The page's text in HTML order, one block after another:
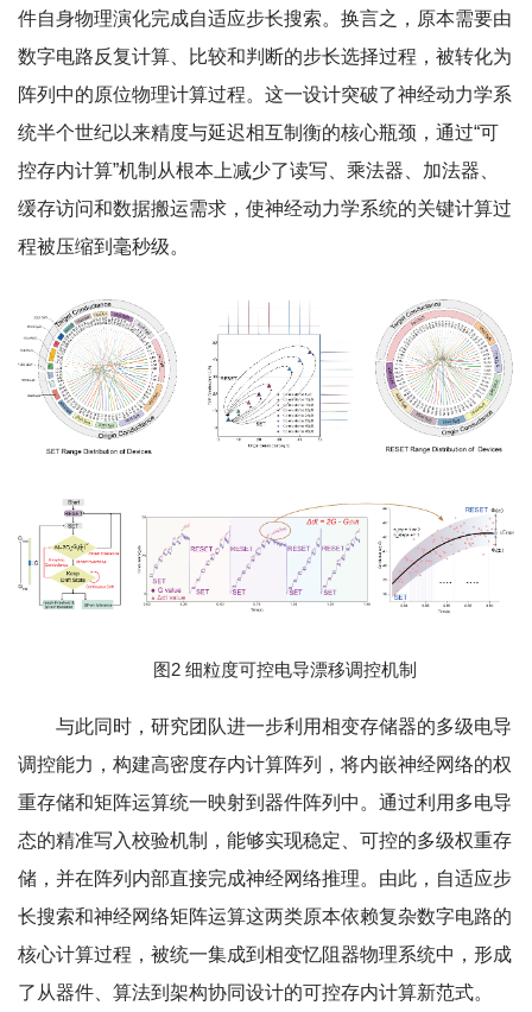
件自身物理演化完成自适应步长搜索。换言之，原本需要由
数字电路反复计算、比较和判断的步长选择过程，被转化为
阵列中的原位物理计算过程。这一设计突破了神经动力学系
统半个世纪以来精度与延迟相互制衡的核心瓶颈，通过“可
控存内计算”机制从根本上减少了读写、乘法器、加法器、
缓存访问和数据搬运需求，使神经动力学系统的关键计算过
程被压缩到毫秒级。
图2 细粒度可控电导漂移调控机制
与此同时，研究团队进一步利用相变存储器的多级电导
调控能力，构建高密度存内计算阵列，将内嵌神经网络的权
重存储和矩阵运算统一映射到器件阵列中。通过利用多电导
态的精准写入校验机制，能够实现稳定、可控的多级权重存
储，并在阵列内部直接完成神经网络推理。由此，自适应步
长搜索和神经网络矩阵运算这两类原本依赖复杂数字电路的
核心计算过程，被统一集成到相变忆阻器物理系统中，形成
了从器件、算法到架构协同设计的可控存内计算新范式。